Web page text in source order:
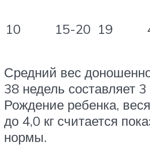
10 15-20 19
Средний вес
38 недель составляет
Рождение ребенка,
до 4,0 кг считается
нормы.